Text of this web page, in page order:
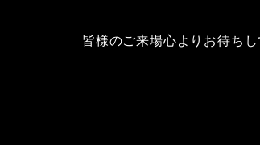
皆様のご来場心よりお待ちし